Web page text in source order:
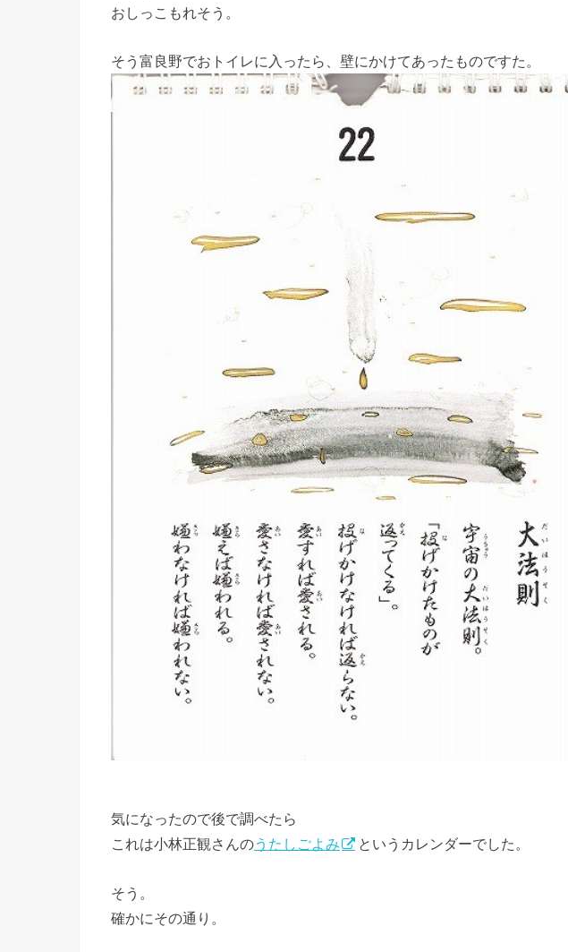
おしっこもれそう。
そう富良野でおトイレに入ったら、壁にかけてあったものですた。
気になったので後で調べたら
これは小林正観さんのうたしごよみ というカレンダーでした。
そう。
確かにその通り。